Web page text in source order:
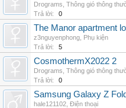
Drograms Thông gió thông
Trả lời:
0
The Manor apartment
z3nguyenphong Phụ kiện
Trả lời:
5
CosmothermX2022 2
Drograms Thông gió thông
Trả lời:
0
Samsung Galaxy Z
hale121102 Điện thoại